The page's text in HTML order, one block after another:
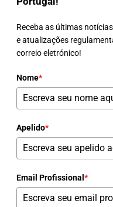
Receba as últimas
e atualizações
correio eletrónico!
Nome*
Apelido*
Email Profissional *